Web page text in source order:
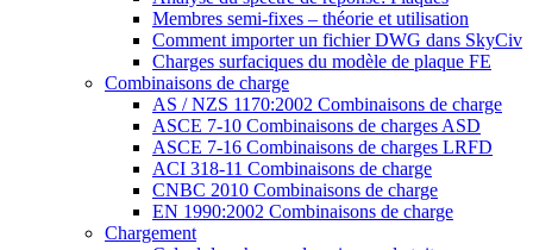
Membres semi-fixes – théorie et utilisation
Comment importer un fichier DWG dans SkyCiv
Charges surfaciques du modèle de plaque FE
Combinaisons de charge
AS / NZS 1170:2002 Combinaisons de charge
ASCE 7-10 Combinaisons de charges ASD
ASCE 7-16 Combinaisons de charges LRFD
ACI 318-11 Combinaisons de charge
CNBC 2010 Combinaisons de charge
EN 1990:2002 Combinaisons de charge
Chargement